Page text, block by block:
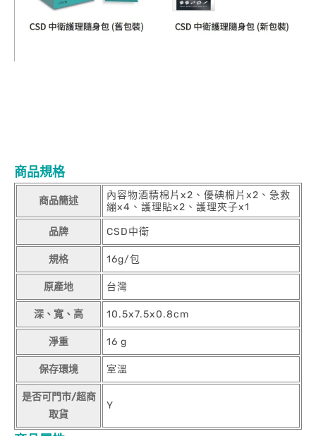
商品規格
商品簡述
內容物酒精棉片x2、優碘棉片x2、急救
繃x4、護理貼x2、護理夾子x1
品牌 CSD中衛
規格 16g/包
原產地 台灣
深、寬、高 10.5x7.5x0.8cm
淨重 16 g
保存環境 室溫
是否可門市/超商
取貨
Y